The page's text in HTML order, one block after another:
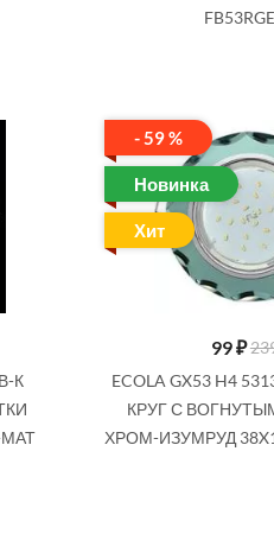
К
- 59 %
Новинка
Хит
99₽
ECOLA GX53 H4
КРУГ С
ХРОМ-ИЗУМРУД